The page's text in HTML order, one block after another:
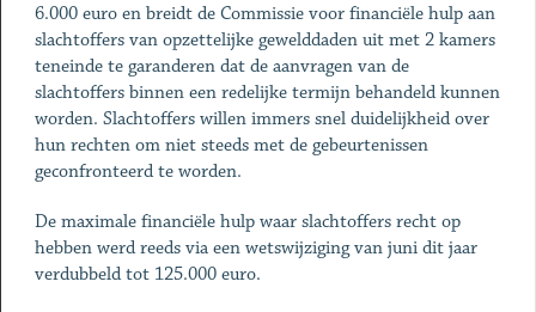
6.000 euro en breidt de Commissie voor financiële hulp aan
slachtoffers van opzettelijke gewelddaden uit met 2 kamers
teneinde te garanderen dat de aanvragen van de
slachtoffers binnen een redelijke termijn behandeld kunnen
worden. Slachtoffers willen immers snel duidelijkheid over
hun rechten om niet steeds met de gebeurtenissen
geconfronteerd te worden.
De maximale financiële hulp waar slachtoffers recht op
hebben werd reeds via een wetswijziging van juni dit jaar
verdubbeld tot 125.000 euro.